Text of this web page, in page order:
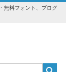
無料フォント、ブログ